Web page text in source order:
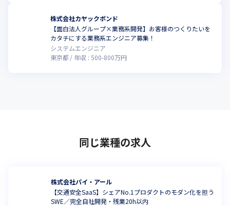
株式会社カヤックボンド
【面白法人グループ×業務系開発】お客様のつくりたいを
カタチにする業務系エンジニア募集！
システムエンジニア
東京都
年収 : 500-800万円
同じ業種の求人
株式会社パイ・アール
【交通安全SaaS】シェアNo.1プロダクトのモダン化を担う
SWE／完全自社開発・残業20h以内